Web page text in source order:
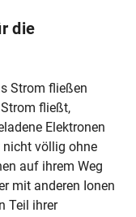
die
Strom fließen
fließt,
Elektronen
nicht völlig ohne
auf ihrem Weg
mit anderen Ionen
Teil ihrer